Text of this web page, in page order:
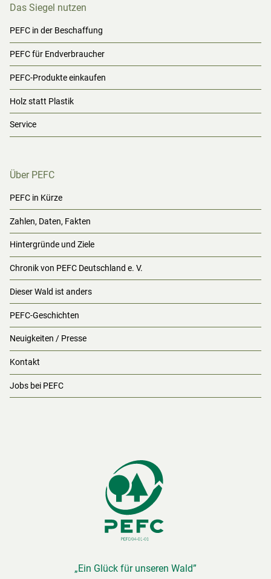
Das Siegel nutzen
PEFC in der Beschaffung
PEFC für Endverbraucher
PEFC-Produkte einkaufen
Holz statt Plastik
Service
Über PEFC
PEFC in Kürze
Zahlen, Daten, Fakten
Hintergründe und Ziele
Chronik von PEFC Deutschland e. V.
Dieser Wald ist anders
PEFC-Geschichten
Neuigkeiten / Presse
Kontakt
Jobs bei PEFC
„Ein Glück für unseren Wald”